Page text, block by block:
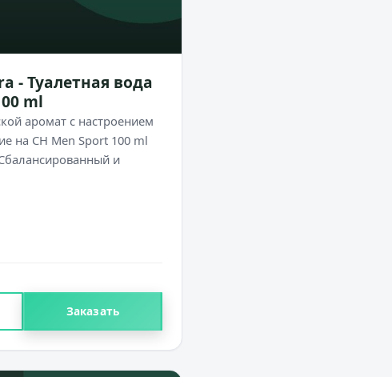
- Туалетная вода
ml
аромат с настроением
на CH Men Sport 100 ml
и
Заказать